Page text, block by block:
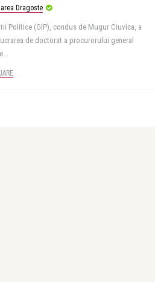
Dragoste
Politice (GIP), condus de Mugur Ciuvica, a
de doctorat a procurorului general
..